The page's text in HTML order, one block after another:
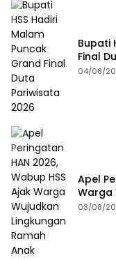
Bupati
Final
04/08/
Apel
Warga
03/08/